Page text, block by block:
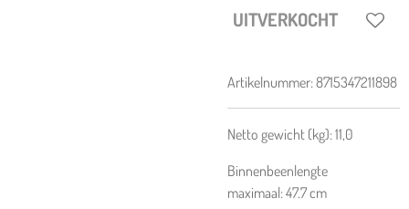
UITVERKOCHT
Artikelnummer:8715347211898
Netto gewicht (kg):11,0
Binnenbeenlengte
maximaal:47.7cm